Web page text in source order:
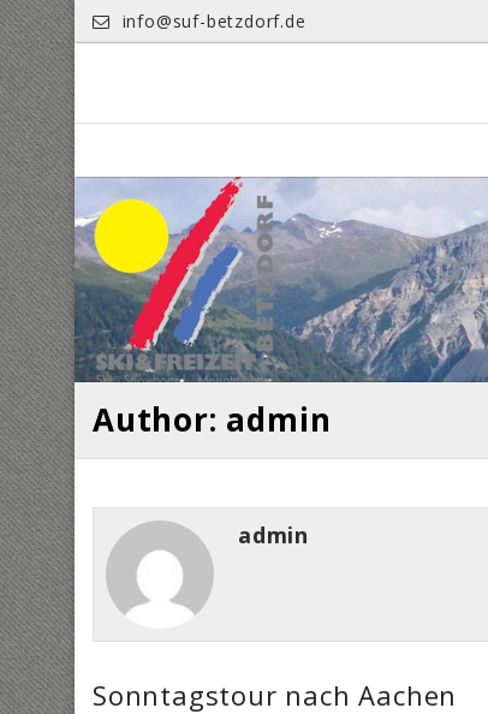
Skip
to
content
info@suf-betzdorf.de
Author: admin
admin
Sonntagstour nach Aachen